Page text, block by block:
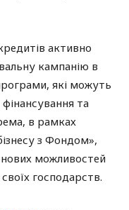
активно
кампанію в
які можуть
та
в рамках
з Фондом»,
можливостей
господарств.